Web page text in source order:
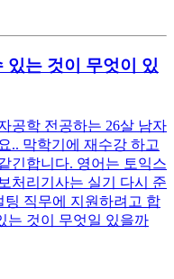
있는 것이 무엇이 있
공학 전공하는 26살 남자
.. 막학기에 재수강 하고
긴합니다. 영어는 토익스
처리기사는 실기 다시 준
직무에 지원하려고 합
는 것이 무엇일 있을까